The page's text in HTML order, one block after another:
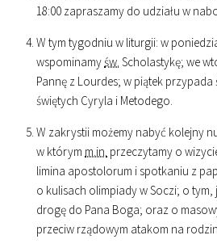
18:00 zapraszamy do udziału w
W tym tygodniu w liturgii: w
wspominamyśw. Scholastykę; we
Pannę z Lourdes; w piątek
świętych Cyryla i Metodego.
W zakrystii możemy nabyć kolejny
w którym m.in. przeczytamy o
limina apostolorum i spotkaniu z
o kulisach olimpiady w Soczi; o
drogę do Pana Boga; oraz o
przeciw rządowym atakom na